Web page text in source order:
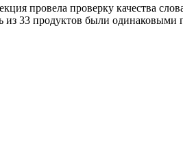
провела проверку качества
33 продуктов были одинаковыми